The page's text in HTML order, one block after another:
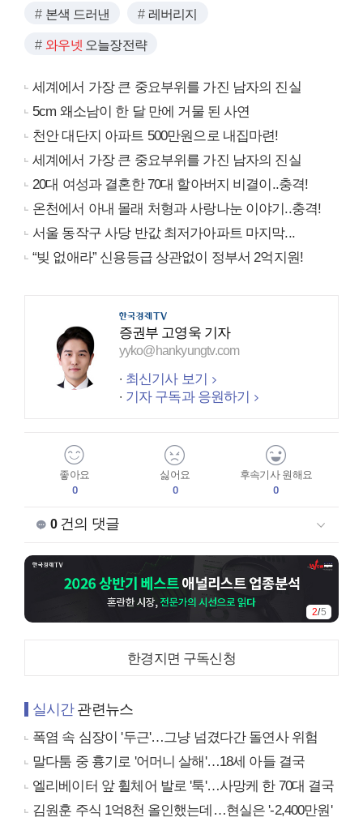
본색 드러낸 레버리지
와우넷 오늘장전략
세계에서 가장 큰 중요부위를 가진 남자의 진실
5cm 왜소남이 한 달 만에 거물 된 사연
천안 대단지 아파트 500만원으로 내집마련!
세계에서 가장 큰 중요부위를 가진 남자의 진실
20대 여성과 결혼한 70대 할아버지 비결이..충격!
온천에서 아내 몰래 처형과 사랑나눈 이야기..충격!
서울 동작구 사당 반값 최저가아파트 마지막...
“빚 없애라” 신용등급 상관없이 정부서 2억지원!
증권부 고영욱 기자
yyko@hankyungtv.com
최신기사 보기
기자 구독과 응원하기
좋아요
0
싫어요
0
후속기사 원해요
0
0건의 댓글
2/5
한경지면 구독신청
실시간관련뉴스
폭염 속 심장이 '두근'…그냥 넘겼다간 돌연사 위험
말다툼 중 흉기로 '어머니 살해'…18세 아들 결국
엘리베이터 앞 휠체어 발로 '툭'…사망케 한 70대 결국
김원훈 주식 1억8천 올인했는데…현실은 '-2,400만원'